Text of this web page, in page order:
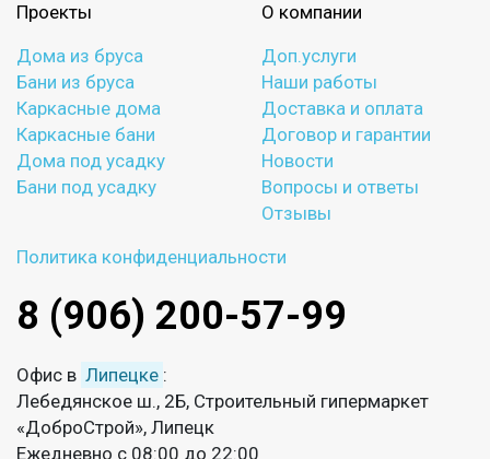
Проекты
Дома из бруса
Бани из бруса
Каркасные дома
Каркасные бани
Дома под усадку
Бани под усадку
О компании
Доп.услуги
Наши работы
Доставка и оплата
Договор и гарантии
Новости
Вопросы и ответы
Отзывы
Политика конфиденциальности
8 (906) 200-57-99
Офис в Липецке :
Лебедянское ш., 2Б, Строительный гипермаркет
«ДоброСтрой», Липецк
Ежедневно с 08:00 до 22:00